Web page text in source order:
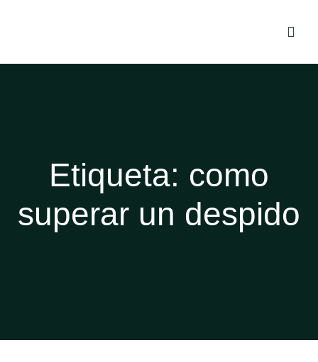
Etiqueta: como
superar un despido